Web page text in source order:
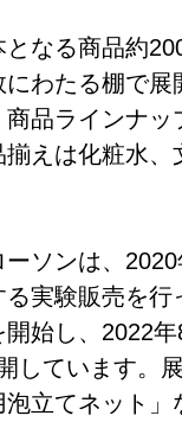
となる商品約
わたる棚で
商品ラインナ
揃えは化粧水
ーソンは、
る実験販売を
開始し、2022
しています。
泡立てネット